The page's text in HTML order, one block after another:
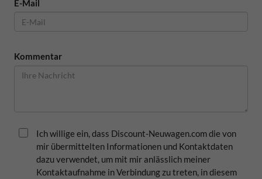
E-Mail
Kommentar
Ich willige ein, dass Discount-Neuwagen.com die von
mir übermittelten Informationen und Kontaktdaten
dazu verwendet, um mit mir anlässlich meiner
Kontaktaufnahme in Verbindung zu treten, in diesem